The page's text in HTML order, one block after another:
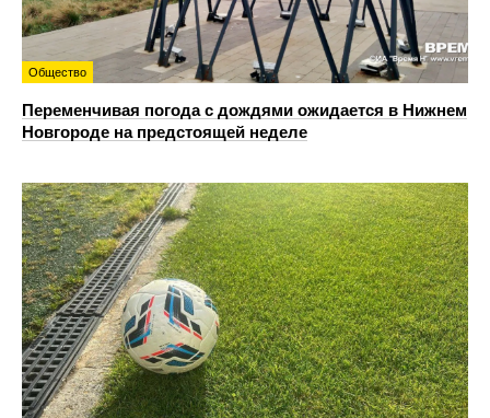
Общество
Переменчивая погода с дождями ожидается в Нижнем
Новгороде на предстоящей неделе